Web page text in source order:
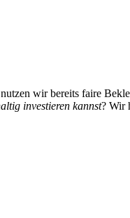
wir bereits faire
investieren kannst? Wir